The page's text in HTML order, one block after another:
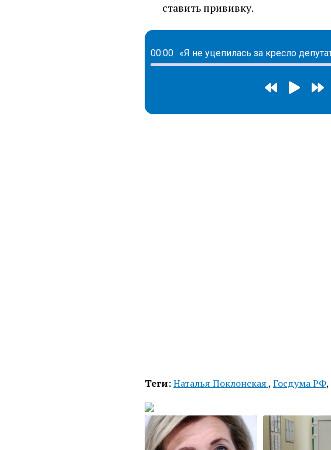
ставить прививку.
00:00
Теги:Наталья Поклонская, Госдума РФ,